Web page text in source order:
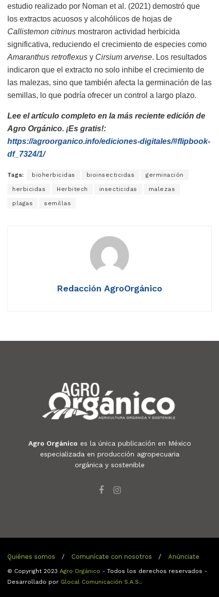
estudio realizado por Noman et al. (2021) demostró que
los extractos acuosos y alcohólicos de hojas de
Callistemon citrinus mostraron actividad herbicida
significativa, reduciendo el crecimiento de especies como
Amaranthus retroflexus y Cirsium arvense. Los resultados
indicaron que el extracto no solo inhibe el crecimiento de
las malezas, sino que también afecta la germinación de las
semillas, lo que podría ofrecer un control a largo plazo.
Lee el artículo completo en la más reciente edición de
Agro Orgánico. ¡Es gratis!:
https://agroorganico.info/ediciones-digitales/#flipbook-
df_7324/1/
Tags: bioherbicidas bioinsecticidas germinación
herbicidas Herbitech insecticidas malezas
plagas semillas
Redacción AgroOrgánico
Agro Orgánico es la única publicación en México
especializada en producción agropecuaria
orgánica y sostenible
Quiénes somos Comunícate con nosotros Anúnciate
© Copyright 2023 Agro Orgánico - Todos los derechos reservados -
Desarrollado por Glocal Comunicación S.A.S..